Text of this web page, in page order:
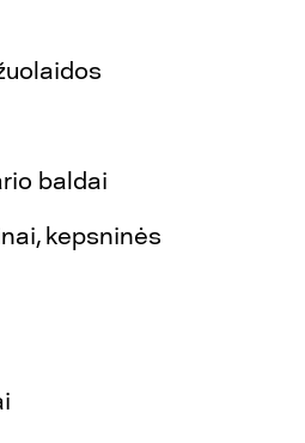
baldai
kepsninės